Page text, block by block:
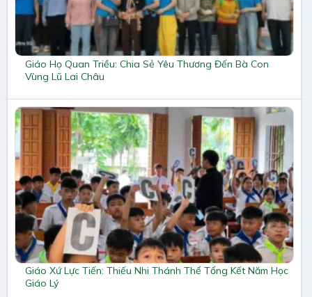
Giáo Họ Quan Triều: Chia Sẻ Yêu Thương Đến Bà Con
Vùng Lũ Lai Châu
Giáo Xứ Lực Tiến: Thiếu Nhi Thánh Thể Tổng Kết Năm Học
Giáo Lý